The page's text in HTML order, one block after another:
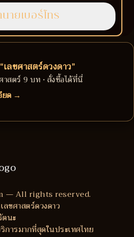
ลขศาสตร์ดวงดาว”
าสตร์ 9 บท • สั่งซื้อได้ที่นี่
ยด →
— All rights reserved.
ลขศาสตร์ดวงดาว
นะ
การมากที่สุดในประเทศไทย